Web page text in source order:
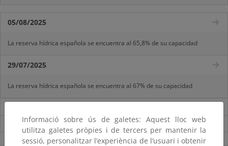
05/08/2025
La reserva hídrica española se encuentra al 65,8% de su capacidad
29/07/2025
La reserva hídrica española se encuentra al 67% de su capacidad
Ver todas las noticias
Informació sobre ús de galetes: Aquest lloc web
utilitza galetes pròpies i de tercers per mantenir la
sessió, personalitzar l’experiència de l’usuari i obtenir